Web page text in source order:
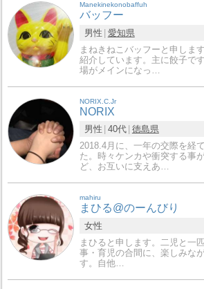
Manekinekonobaffuh
バッフー
男性 愛知県
まねきねこバッフーと申しま
紹介しています。主に餃子で
場がメインになっ…
NORIX.C.Jr
NORIX
男性 40代 徳島県
2018.4月に、一年の交際を経
た。時々ケンカや衝突する事
ど、お互いに支えあ…
mahiru
まひる@のーんびり
女性
まひると申します。二児と一
事・育児の合間に、楽しみな
す。自他…